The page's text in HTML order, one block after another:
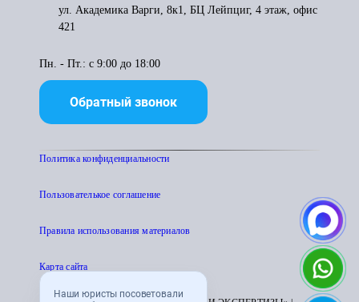
Наши юристы посоветовали
ул. Академика Варги, 8к1, БЦ Лейпциг, 4 этаж, офис
421
Пн. - Пт.: с 9:00 до 18:00
Обратный звонок
Политика конфиденциальности
Пользователькое соглашение
Правила использования материалов
Карта сайта